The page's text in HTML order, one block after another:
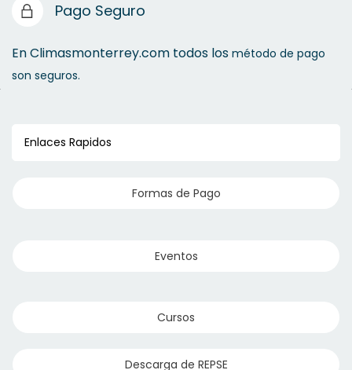
Pago Seguro
En Climasmonterrey.com todos los método de pago
son seguros.
Enlaces Rapidos
Formas de Pago
Eventos
Cursos
Descarga de REPSE